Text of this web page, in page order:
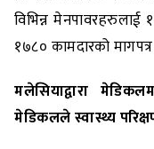
विभिन्न मेनपावरहरुलाई
१७८० कामदारको
मलेसियाद्वारा
मेडिकलले स्वास्थ्य